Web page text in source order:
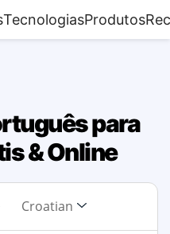
TecnologiasProdutos
para
& Online
Croatian